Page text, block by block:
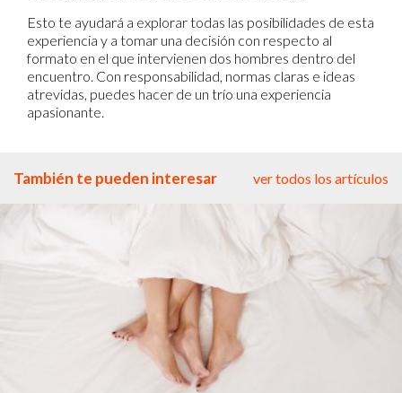
Esto te ayudará a explorar todas las posibilidades de esta
experiencia y a tomar una decisión con respecto al
formato en el que intervienen dos hombres dentro del
encuentro. Con responsabilidad, normas claras e ideas
atrevidas, puedes hacer de un trío una experiencia
apasionante.
También te pueden interesar ver todos los artículos